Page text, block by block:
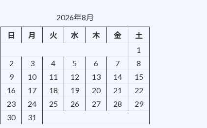
2026年8月
日
月 火 水 木 金
土
1
2
3 4 5 6 7
8
9
10 11 12 13 14
15
16
17 18 19 20 21
22
23
24 25 26 27 28
29
30
31